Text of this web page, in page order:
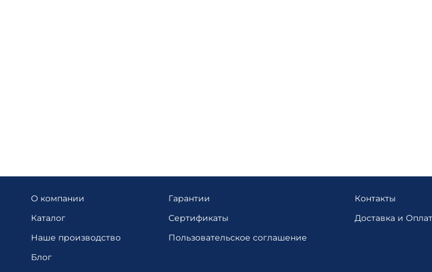
О компании
Каталог
Наше производство
Блог
Гарантии
Сертификаты
Пользовательское соглашение
Контакты
Доставка и